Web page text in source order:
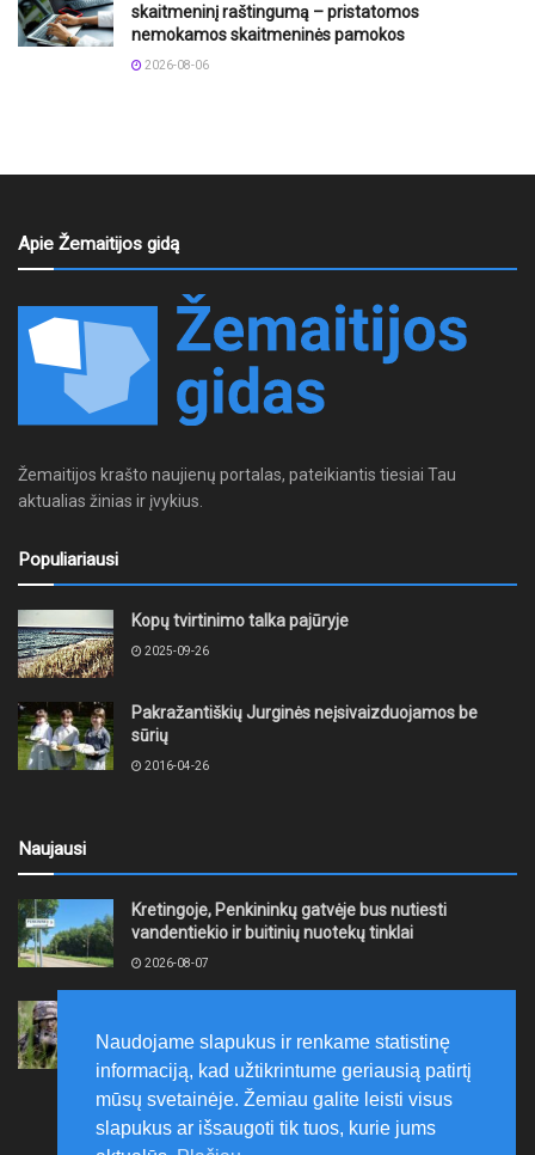
skaitmeninį raštingumą – pristatomos
nemokamos skaitmeninės pamokos
2026-08-06
Apie Žemaitijos gidą
Žemaitijos krašto naujienų portalas, pateikiantis tiesiai Tau
aktualias žinias ir įvykius.
Populiariausi
Kopų tvirtinimo talka pajūryje
2025-09-26
Pakražantiškių Jurginės neįsivaizduojamos be
sūrių
2016-04-26
Naujausi
Kretingoje, Penkininkų gatvėje bus nutiesti
vandentiekio ir buitinių nuotekų tinklai
2026-08-07
rinktinė vykdys karines pratybas
2026-08-07
Naudojame slapukus ir renkame statistinę
informaciją, kad užtikrintume geriausią patirtį
mūsų svetainėje. Žemiau galite leisti visus
slapukus ar išsaugoti tik tuos, kurie jums